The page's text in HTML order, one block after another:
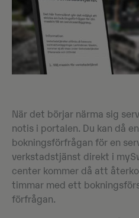
När det börjar närma sig
notis i portalen. Du kan då
bokningsförfrågan för en
verkstadstjänst direkt i
center kommer då att
timmar med ett
förfrågan.